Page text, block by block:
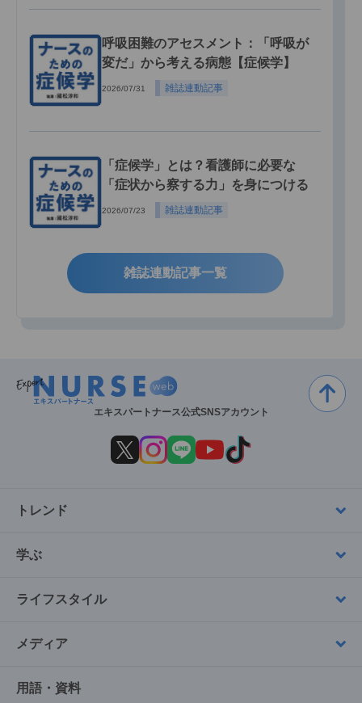
呼吸困難のアセスメント：「呼吸が
変だ」から考える病態【症候学】
2026/07/31 雑誌連動記事
「症候学」とは？看護師に必要な
「症状から察する力」を身につける
2026/07/23 雑誌連動記事
雑誌連動記事一覧
エキスパートナース公式SNSアカウント
トレンド
学ぶ
ライフスタイル
メディア
用語・資料